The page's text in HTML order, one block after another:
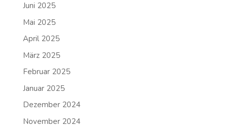
Juni 2025
Mai 2025
April 2025
März 2025
Februar 2025
Januar 2025
Dezember 2024
November 2024